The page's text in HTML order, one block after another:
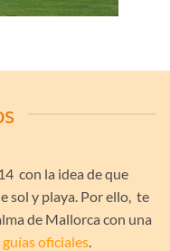
con la idea de que
sol y playa. Por ello, te
de Mallorca con una
oficiales